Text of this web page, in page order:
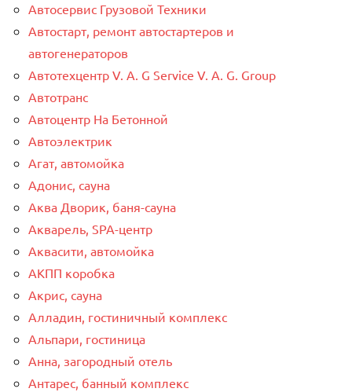
Автосервис Грузовой Техники
Автостарт, ремонт автостартеров и
автогенераторов
Автотехцентр V. A. G Service V. A. G. Group
Автотранс
Автоцентр На Бетонной
Автоэлектрик
Агат, автомойка
Адонис, сауна
Аква Дворик, баня-сауна
Акварель, SPA-центр
Аквасити, автомойка
АКПП коробка
Акрис, сауна
Алладин, гостиничный комплекс
Альпари, гостиница
Анна, загородный отель
Антарес, банный комплекс